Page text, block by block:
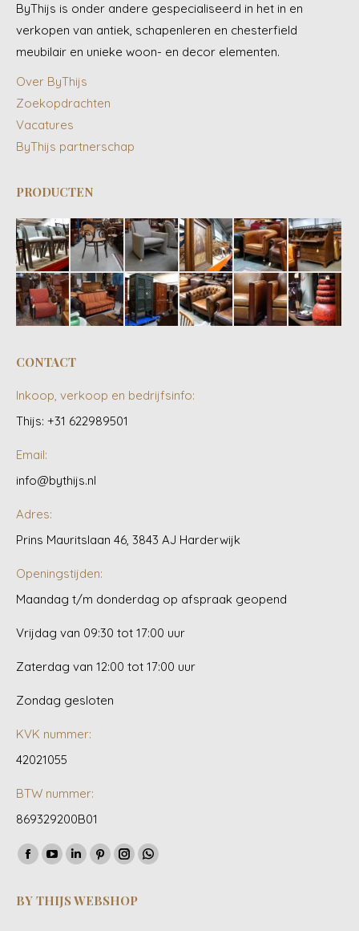
ByThijs is onder andere gespecialiseerd in het in en
verkopen van antiek, schapenleren en chesterfield
meubilair en unieke woon- en decor elementen.
Over ByThijs
Zoekopdrachten
Vacatures
ByThijs partnerschap
PRODUCTEN
CONTACT
Inkoop, verkoop en bedrijfsinfo:
Thijs: +31 622989501
Email:
info@bythijs.nl
Adres:
Prins Mauritslaan 46, 3843 AJ Harderwijk
Openingstijden:
Maandag t/m donderdag op afspraak geopend
Vrijdag van 09:30 tot 17:00 uur
Zaterdag van 12:00 tot 17:00 uur
Zondag gesloten
KVK nummer:
42021055
BTW nummer:
869329200B01
Vind ons op:
Facebook
opens
YouTube
opens
Linkedin
opens
Pinterest
opens
Instagram
opens
Whatsapp
BY THIJS WEBSHOP